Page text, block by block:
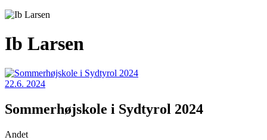
Ib Larsen
22.6. 2024
Sommerhøjskole i Sydtyrol 2024
Andet